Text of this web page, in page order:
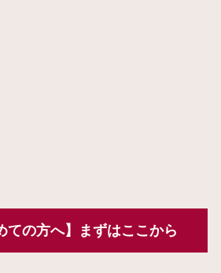
ての方へ】まずはここから